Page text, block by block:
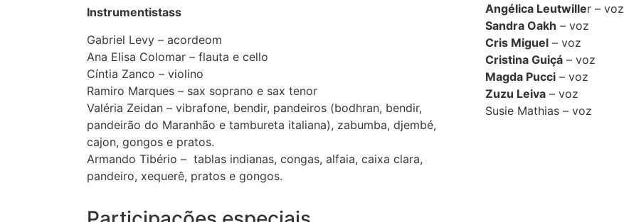
Instrumentistass
Gabriel Levy – acordeom
Ana Elisa Colomar – flauta e cello
Cíntia Zanco – violino
Ramiro Marques – sax soprano e sax tenor
Valéria Zeidan – vibrafone, bendir, pandeiros (bodhran, bendir,
pandeirão do Maranhão e tambureta italiana), zabumba, djembé,
cajon, gongos e pratos.
Armando Tibério – tablas indianas, congas, alfaia, caixa clara,
pandeiro, xequerê, pratos e gongos.
Angélica Leutwiller – voz
Sandra Oakh – voz
Cris Miguel – voz
Cristina Guiçá – voz
Magda Pucci – voz
Zuzu Leiva – voz
Susie Mathias – voz